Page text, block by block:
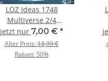
LOZ Ideas 1748
Multiverse 2/4
Portalreise Labor
jetzt nur 7,00 € *
Alter Preis:13,99 €
Rabatt: 50%